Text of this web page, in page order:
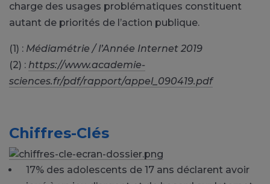
charge des usages problématiques constituent
autant de priorités de l’action publique.
(1) : Médiamétrie / l’Année Internet 2019
(2) : https://www.academie-
sciences.fr/pdf/rapport/appel_090419.pdf
Chiffres-Clés
17% des adolescents de 17 ans déclarent avoir